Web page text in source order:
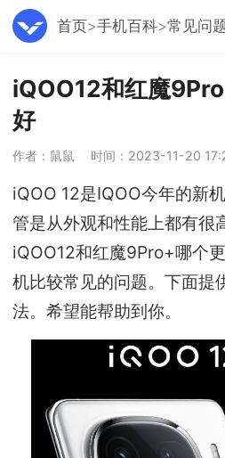
首页 手机百科 常见问
iQOO12和红魔
好
作者：鼠鼠 时间：2023-11-20
iQOO 12是IQOO今年的新
管是从外观和性能上都有很
iQOO12和红魔9Pro+哪个
机比较常见的问题。下面提
法。希望能帮助到你。